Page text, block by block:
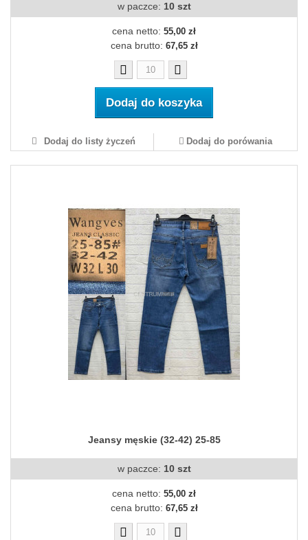
w paczce: 10 szt
cena netto: 55,00 zł
cena brutto: 67,65 zł
Dodaj do koszyka
Dodaj do listy życzeń Dodaj do porówania
Jeansy męskie (32-42) 25-85
w paczce: 10 szt
cena netto: 55,00 zł
cena brutto: 67,65 zł